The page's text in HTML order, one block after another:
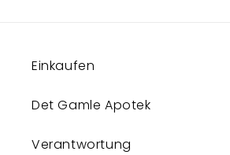
Einkaufen
Det Gamle Apotek
Verantwortung